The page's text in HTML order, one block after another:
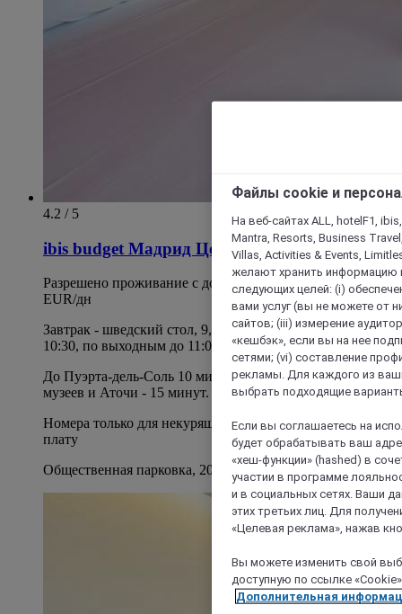
4.2 / 5
ibis budget Мадрид Центр Лавапьес
Разрешено проживание с домашними животными - 12
EUR/дн
Завтрак - шведский стол, 9,50 EUR/чел. в день. С 6:00 до
10:30, по выходным до 11:00
До Пуэрта-дель-Соль 10 минут пешком, а до лучших
музеев и Аточи - 15 минут.
Номера только для некурящих/ Хранение багажа за
плату
Общественная парковка, 20E в день
Файлы cookie и
На веб-сайтах ALL, hotelF1,
Mantra, Resorts, Business
Villas, Activities & Events,
желают хранить информацию
следующих целей: (i)
вами услуг (вы не можете от
сайтов; (iii) измерение
«кешбэк», если вы на нее
сетями; (vi) составление
рекламы. Для каждого из
выбрать подходящие
Если вы соглашаетесь на
будет обрабатывать ваш
«хеш-функции» (hashed) в
участии в программе
и в социальных сетях. Ваши
этих третьих лиц. Для
«Целевая реклама», нажав
Вы можете изменить свой
доступную по ссылке
Дополнительная